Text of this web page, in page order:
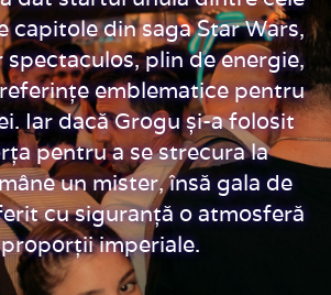
capitole din saga Star Wars,
plin de energie,
emblematice pentru
Iar dacă Grogu și-a folosit
pentru a se strecura la
un mister, însă gala de
cu siguranță o atmosferă
imperiale.